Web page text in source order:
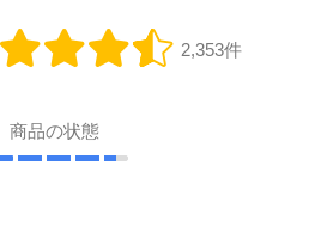
2,353件
商品の状態